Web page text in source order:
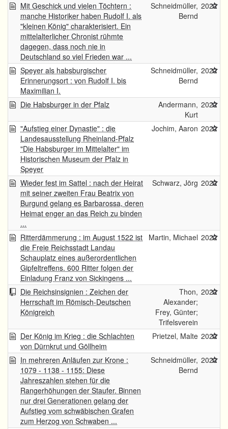
Mit Geschick und vielen Töchtern :
manche Historiker haben Rudolf I. als
"kleinen König" charakterisiert. Ein
mittelalterlicher Chronist rühmte
dagegen, dass noch nie in
Deutschland so viel Frieden war ...
Schneidmüller,
Bernd
2022
Speyer als habsburgischer
Erinnerungsort : von Rudolf I. bis
Maximilian I.
Schneidmüller,
Bernd
2022
Die Habsburger in der Pfalz
Andermann,
Kurt
2022
"Aufstieg einer Dynastie" : die
Landesausstellung Rheinland-Pfalz
"Die Habsburger im Mittelalter" im
Historischen Museum der Pfalz in
Speyer
Jochim, Aaron 2022
Wieder fest im Sattel : nach der Heirat
mit seiner zweiten Frau Beatrix von
Burgund gelang es Barbarossa, deren
Heimat enger an das Reich zu binden
...
Schwarz, Jörg 2022
Ritterdämmerung : im August 1522 ist
die Freie Reichsstadt Landau
Schauplatz eines außerordentlichen
Gipfeltreffens. 600 Ritter folgen der
Einladung Franz von Sickingens ...
Martin, Michael 2022
Die Reichsinsignien : Zeichen der
Herrschaft im Römisch-Deutschen
Königreich
Thon,
Alexander;
Frey, Günter;
Trifelsverein
2022
Der König im Krieg : die Schlachten
von Dürnkrut und Göllheim
Prietzel, Malte 2022
In mehreren Anläufen zur Krone :
1079 - 1138 - 1155: Diese
Jahreszahlen stehen für die
Rangerhöhungen der Staufer. Binnen
nur drei Generationen gelang der
Aufstieg vom schwäbischen Grafen
zum Herzog von Schwaben ...
Schneidmüller,
Bernd
2022